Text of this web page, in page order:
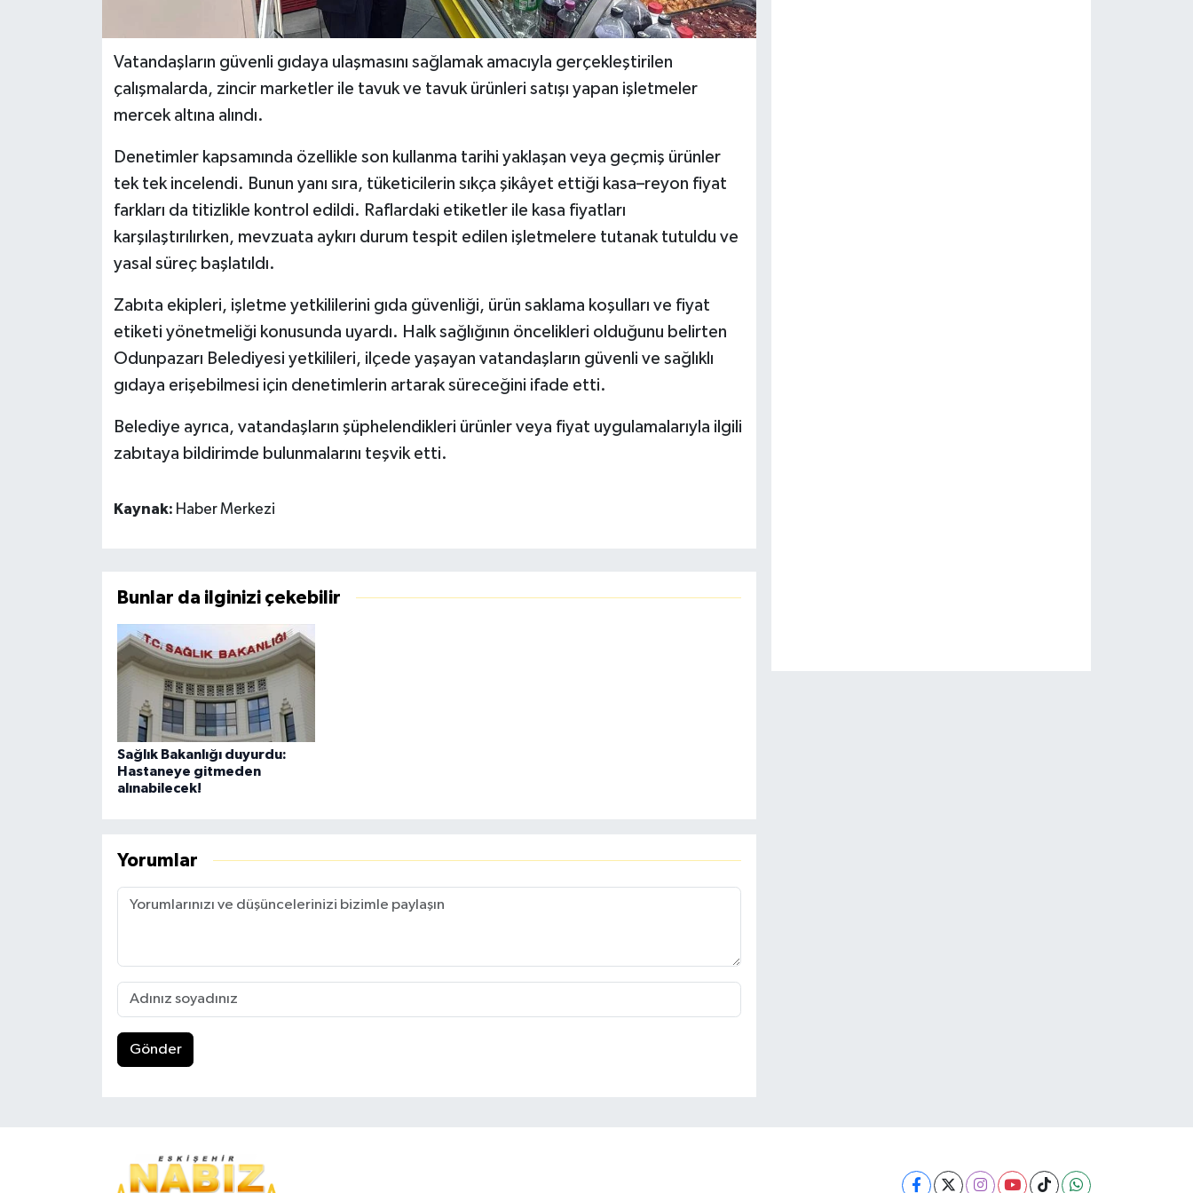
Vatandaşların güvenli gıdaya ulaşmasını sağlamak amacıyla gerçekleştirilen
çalışmalarda, zincir marketler ile tavuk ve tavuk ürünleri satışı yapan işletmeler
mercek altına alındı.
Denetimler kapsamında özellikle son kullanma tarihi yaklaşan veya geçmiş ürünler
tek tek incelendi. Bunun yanı sıra, tüketicilerin sıkça şikâyet ettiği kasa–reyon fiyat
farkları da titizlikle kontrol edildi. Raflardaki etiketler ile kasa fiyatları
karşılaştırılırken, mevzuata aykırı durum tespit edilen işletmelere tutanak tutuldu ve
yasal süreç başlatıldı.
Zabıta ekipleri, işletme yetkililerini gıda güvenliği, ürün saklama koşulları ve fiyat
etiketi yönetmeliği konusunda uyardı. Halk sağlığının öncelikleri olduğunu belirten
Odunpazarı Belediyesi yetkilileri, ilçede yaşayan vatandaşların güvenli ve sağlıklı
gıdaya erişebilmesi için denetimlerin artarak süreceğini ifade etti.
Belediye ayrıca, vatandaşların şüphelendikleri ürünler veya fiyat uygulamalarıyla ilgili
zabıtaya bildirimde bulunmalarını teşvik etti.
Kaynak: Haber Merkezi
Bunlar da ilginizi çekebilir
Sağlık Bakanlığı duyurdu:
Hastaneye gitmeden
alınabilecek!
Yorumlar
Gönder